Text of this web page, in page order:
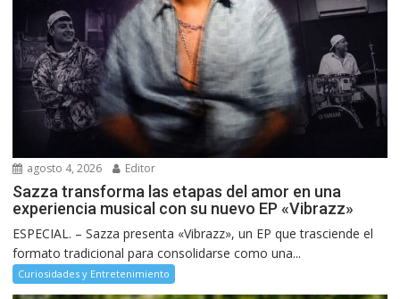
agosto 4, 2026 Editor
Sazza transforma las etapas del amor en una
experiencia musical con su nuevo EP «Vibrazz»
ESPECIAL. – Sazza presenta «Vibrazz», un EP que trasciende el
formato tradicional para consolidarse como una...
Curiosidades y Entretenimiento